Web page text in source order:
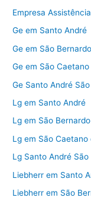
Empresa
Ge em Santo André
Ge em São
Ge em São
Ge Santo André
Lg em Santo André
Lg em São
Lg em São Caetano
Lg Santo André
Liebherr em Santo
Liebherr em São